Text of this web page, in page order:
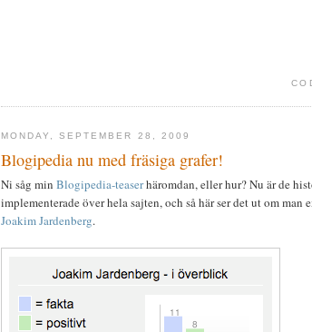
MONDAY, SEPTEMBER 28, 2009
Blogipedia nu med fräsiga grafer!
Ni såg min Blogipedia-teaserhäromdan, eller hur? Nu är de
implementerade över hela sajten, och så här ser det ut om man
Joakim Jardenberg.